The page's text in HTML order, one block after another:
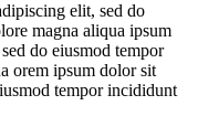
elit, sed do
magna aliqua ipsum
do eiusmod tempor
orem ipsum dolor sit
tempor incididunt